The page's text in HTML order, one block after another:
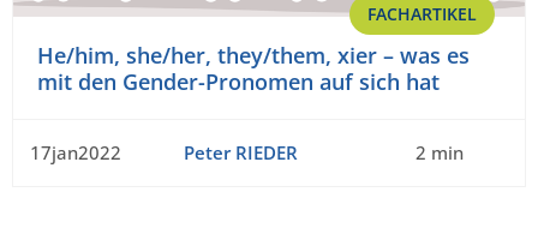
FACHARTIKEL
He/him, she/her, they/them, xier – was es
mit den Gender-Pronomen auf sich hat
17jan2022 Peter RIEDER 2 min